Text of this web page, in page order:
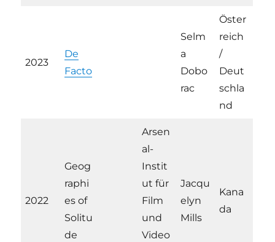
2023
De
Facto
Selm
a
Dobo
rac
Öster
reich
/
Deut
schla
nd
2022
Geog
raphi
es of
Solitu
de
Arsen
al-
Instit
ut für
Film
und
Video
Jacqu
elyn
Mills
Kana
da